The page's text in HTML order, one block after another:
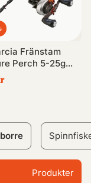
Fränstam
Perch 5-25g
Combo
Produkter